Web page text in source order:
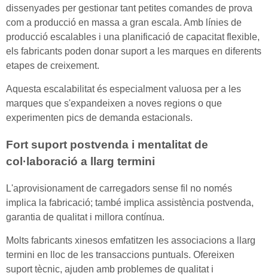
dissenyades per gestionar tant petites comandes de prova
com a producció en massa a gran escala. Amb línies de
producció escalables i una planificació de capacitat flexible,
els fabricants poden donar suport a les marques en diferents
etapes de creixement.
Aquesta escalabilitat és especialment valuosa per a les
marques que s'expandeixen a noves regions o que
experimenten pics de demanda estacionals.
Fort suport postvenda i mentalitat de
col·laboració a llarg termini
L'aprovisionament de carregadors sense fil no només
implica la fabricació; també implica assistència postvenda,
garantia de qualitat i millora contínua.
Molts fabricants xinesos emfatitzen les associacions a llarg
termini en lloc de les transaccions puntuals. Ofereixen
suport tècnic, ajuden amb problemes de qualitat i